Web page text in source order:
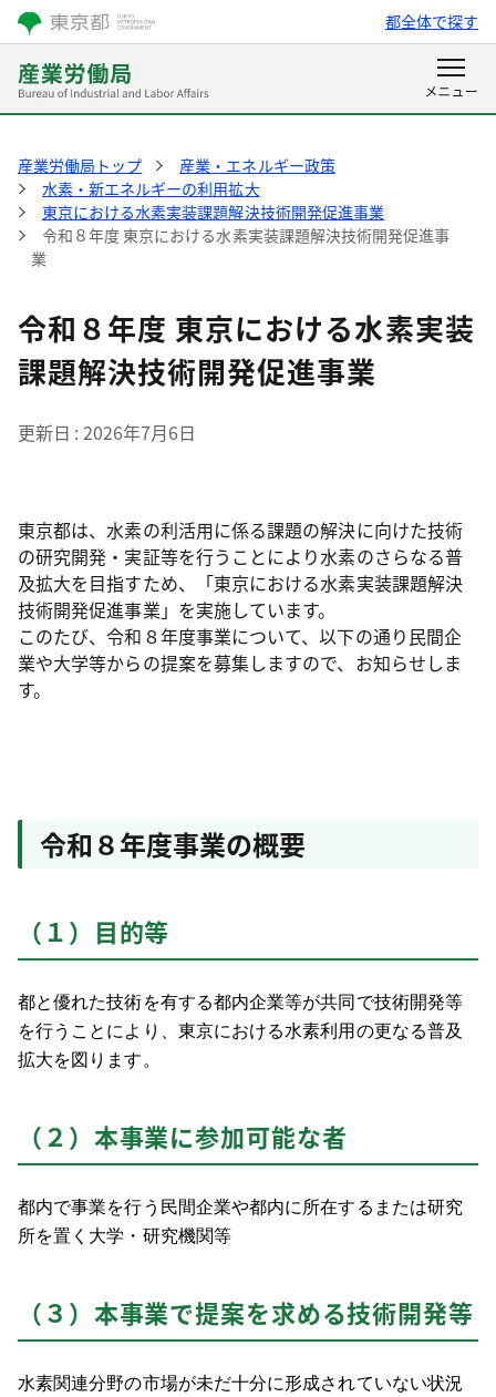
都全体で探す
産業労働局トップ
産業・エネルギー政策
水素・新エネルギーの利用拡大
東京における水素実装課題解決技術開発促進事業
令和８年度 東京における水素実装課題解決技術開発促進事
業
令和８年度 東京における水素実装
課題解決技術開発促進事業
更新日 2026年7月6日
東京都は、水素の利活用に係る課題の解決に向けた技術
の研究開発・実証等を行うことにより水素のさらなる普
及拡大を目指すため、「東京における水素実装課題解決
技術開発促進事業」を実施しています。
このたび、令和８年度事業について、以下の通り民間企
業や大学等からの提案を募集しますので、お知らせしま
す。
令和８年度事業の概要
（１）目的等
都と優れた技術を有する都内企業等が共同で技術開発等
を行うことにより、東京における水素利用の更なる普及
拡大を図ります。
（２）本事業に参加可能な者
都内で事業を行う民間企業や都内に所在するまたは研究
所を置く大学・研究機関等
（３）本事業で提案を求める技術開発等
水素関連分野の市場が未だ十分に形成されていない状況